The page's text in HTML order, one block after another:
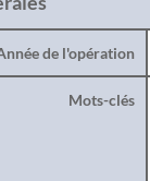
de l'opération
Mots-clés